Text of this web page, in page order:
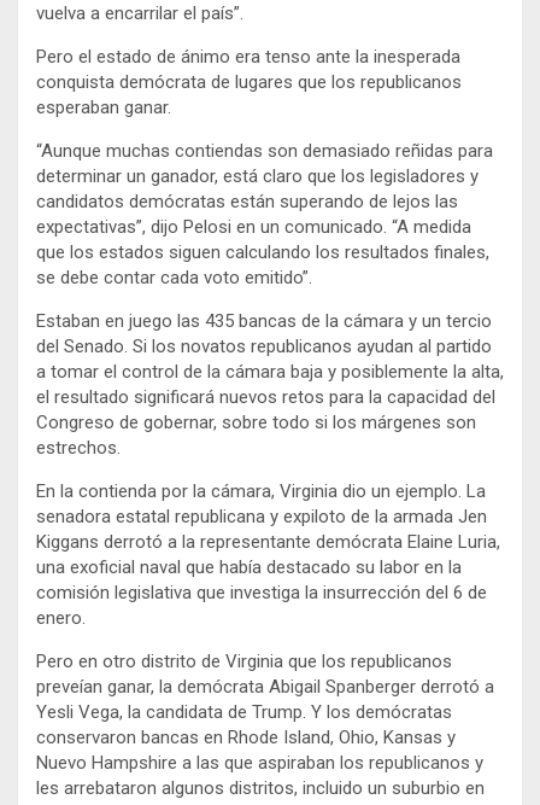
vuelva a encarrilar el país”.
Pero el estado de ánimo era tenso ante la inesperada
conquista demócrata de lugares que los republicanos
esperaban ganar.
“Aunque muchas contiendas son demasiado reñidas para
determinar un ganador, está claro que los legisladores y
candidatos demócratas están superando de lejos las
expectativas”, dijo Pelosi en un comunicado. “A medida
que los estados siguen calculando los resultados finales,
se debe contar cada voto emitido”.
Estaban en juego las 435 bancas de la cámara y un tercio
del Senado. Si los novatos republicanos ayudan al partido
a tomar el control de la cámara baja y posiblemente la alta,
el resultado significará nuevos retos para la capacidad del
Congreso de gobernar, sobre todo si los márgenes son
estrechos.
En la contienda por la cámara, Virginia dio un ejemplo. La
senadora estatal republicana y expiloto de la armada Jen
Kiggans derrotó a la representante demócrata Elaine Luria,
una exoficial naval que había destacado su labor en la
comisión legislativa que investiga la insurrección del 6 de
enero.
Pero en otro distrito de Virginia que los republicanos
preveían ganar, la demócrata Abigail Spanberger derrotó a
Yesli Vega, la candidata de Trump. Y los demócratas
conservaron bancas en Rhode Island, Ohio, Kansas y
Nuevo Hampshire a las que aspiraban los republicanos y
les arrebataron algunos distritos, incluido un suburbio en